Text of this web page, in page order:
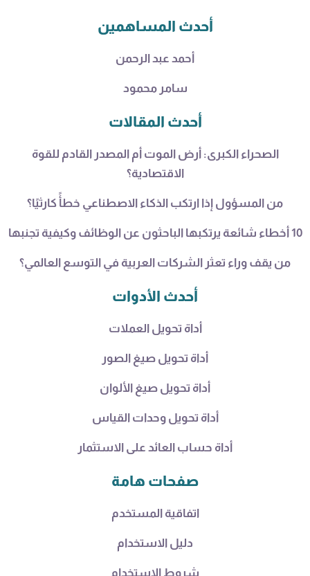
أحدث المساهمين
أحمد عبد الرحمن
سامر محمود
أحدث المقالات
الصحراء الكبرى: أرض الموت أم المصدر القادم للقوة
الاقتصادية؟
من المسؤول إذا ارتكب الذكاء الاصطناعي خطأً كارثيًا؟
10 أخطاء شائعة يرتكبها الباحثون عن الوظائف وكيفية تجنبها
من يقف وراء تعثر الشركات العربية في التوسع العالمي؟
أحدث الأدوات
أداة تحويل العملات
أداة تحويل صيغ الصور
أداة تحويل صيغ الألوان
أداة تحويل وحدات القياس
أداة حساب العائد على الاستثمار
صفحات هامة
اتفاقية المستخدم
دليل الاستخدام
شروط الاستخدام